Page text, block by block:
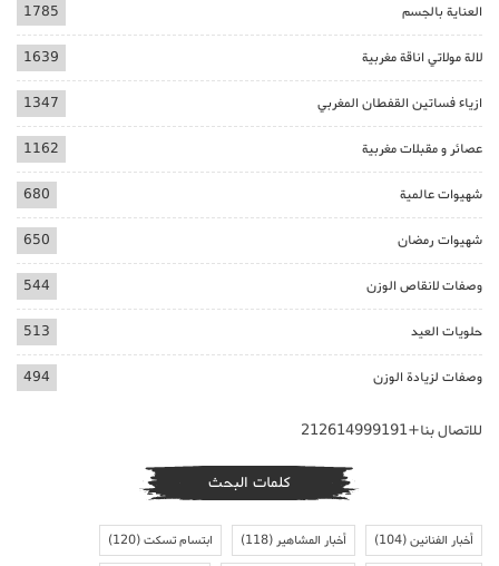
العناية بالجسم 1785
لالة مولاتي اناقة مغربية 1639
ازياء فساتين القفطان المغربي 1347
عصائر و مقبلات مغربية 1162
شهيوات عالمية 680
شهيوات رمضان 650
وصفات لانقاص الوزن 544
حلويات العيد 513
وصفات لزيادة الوزن 494
للاتصال بنا+212614999191
كلمات البحث
أخبار الفنانين(104) أخبار المشاهير(118) ابتسام تسكت(120)